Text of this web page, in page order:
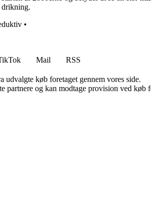
drikning.
•
Mail
RSS
køb foretaget gennem vores side.
og kan modtage provision ved